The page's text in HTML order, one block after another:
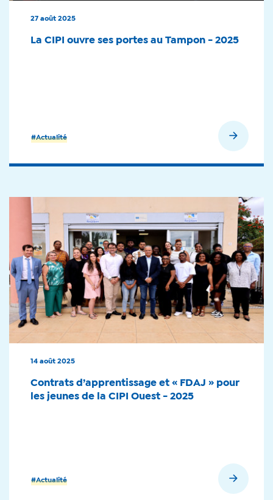
#Actualité
27 août 2025
La CIPI ouvre ses portes au Tampon - 2025
#Actualité
14 août 2025
Contrats d’apprentissage et « FDAJ » pour
les jeunes de la CIPI Ouest - 2025